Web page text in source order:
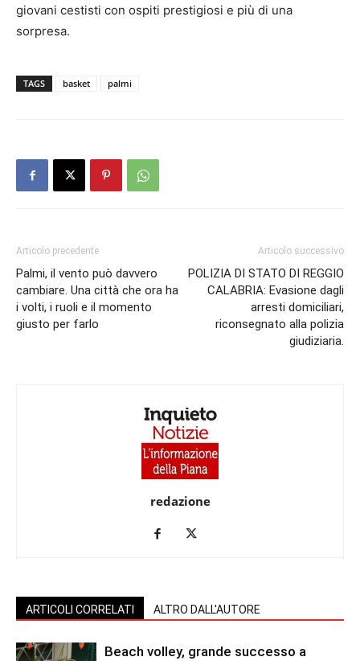
giovani cestisti con ospiti prestigiosi e più di una
sorpresa.
TAGS basket palmi
Articolo precedente
Palmi, il vento può davvero
cambiare. Una città che ora ha
i volti, i ruoli e il momento
giusto per farlo
Articolo successivo
POLIZIA DI STATO DI REGGIO
CALABRIA: Evasione dagli
arresti domiciliari,
riconsegnato alla polizia
giudiziaria.
redazione
ARTICOLI CORRELATI ALTRO DALL'AUTORE
Beach volley, grande successo a